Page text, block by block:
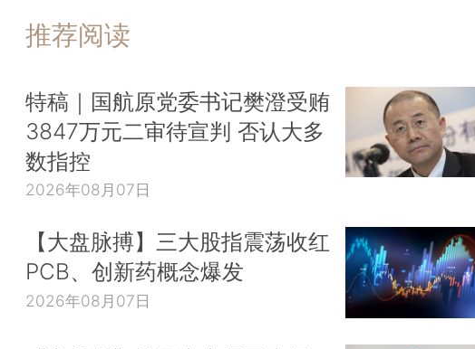
推荐阅读
特稿｜国航原党委书记樊澄受贿
3847万元二审待宣判 否认大多
数指控
2026年08月07日
【大盘脉搏】三大股指震荡收红
PCB、创新药概念爆发
2026年08月07日